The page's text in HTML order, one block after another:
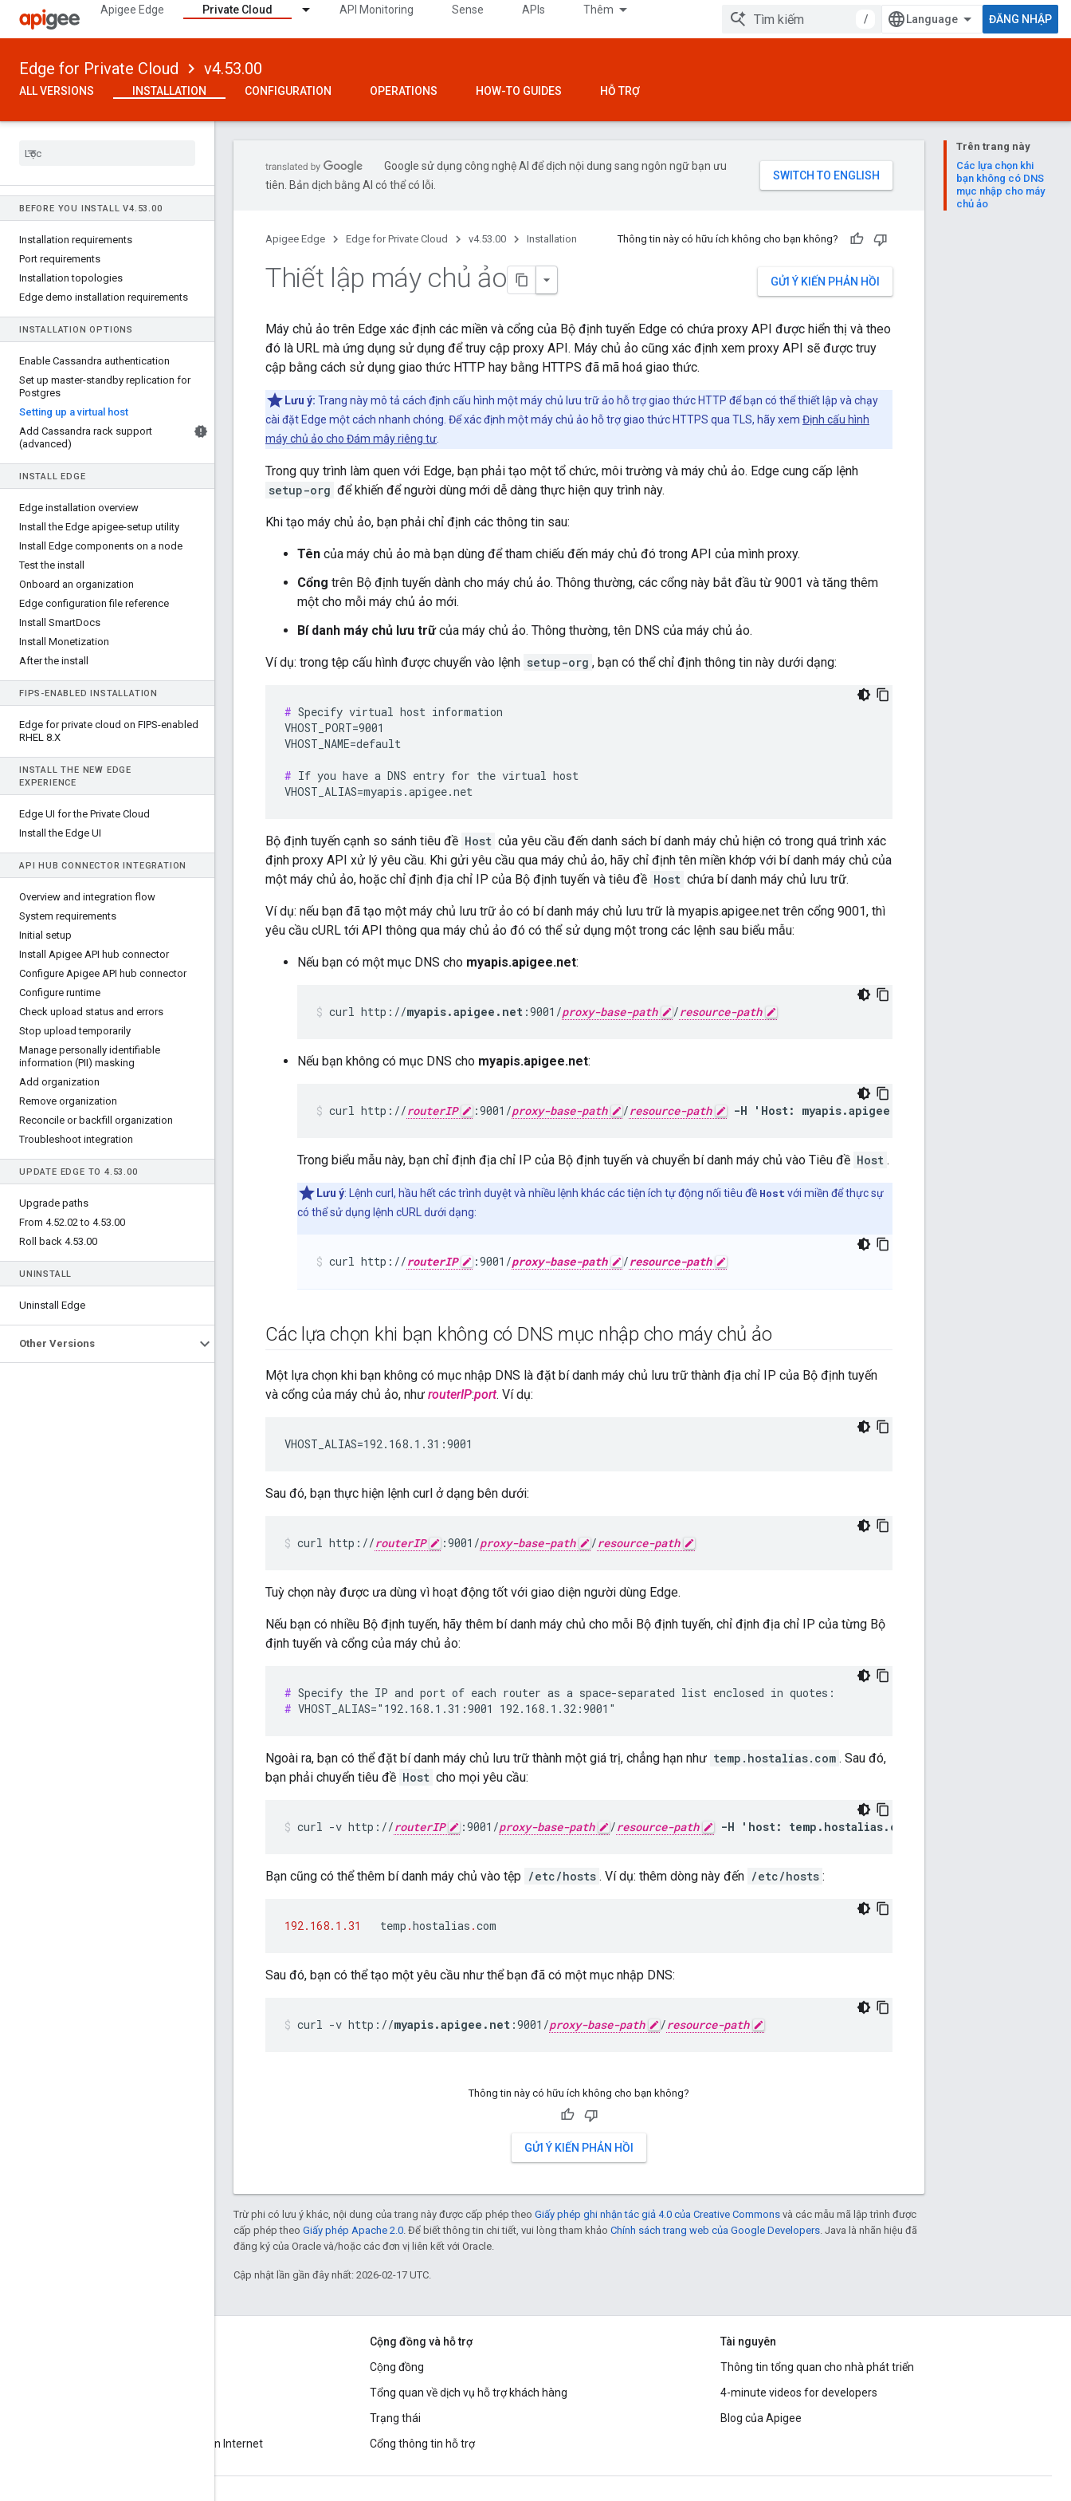
Apigee Edge Private Cloud API Monitoring Sense APIs Thêm
/ ĐĂNG NHẬP
Edge for Private Cloud v4.53.00
ALL VERSIONS INSTALLATION CONFIGURATION OPERATIONS HOW-TO GUIDES HỖ TRỢ
BEFORE YOU INSTALL V4. 53 .00
Installation requirements
Port requirements
Installation topologies
Edge demo installation requirements
INSTALLATION OPTIONS
Enable Cassandra authentication
Set up master-standby replication for
Postgres
Setting up a virtual host
Add Cassandra rack support
(advanced)
INSTALL EDGE
Edge installation overview
Install the Edge apigee-setup utility
Install Edge components on a node
Test the install
Onboard an organization
Edge configuration file reference
Install SmartDocs
Install Monetization
After the install
FIPS-ENABLED INSTALLATION
Edge for private cloud on FIPS-enabled
RHEL 8.X
INSTALL THE NEW EDGE
EXPERIENCE
Edge UI for the Private Cloud
Install the Edge UI
API HUB CONNECTOR INTEGRATION
Overview and integration flow
System requirements
Initial setup
Install Apigee API hub connector
Configure Apigee API hub connector
Configure runtime
Check upload status and errors
Stop upload temporarily
Manage personally identifiable
information (PII) masking
Add organization
Remove organization
Reconcile or backfill organization
Troubleshoot integration
UPDATE EDGE TO 4. 53 .00
Upgrade paths
From 4.52.02 to 4.53.00
Roll back 4.53.00
UNINSTALL
Uninstall Edge
Other Versions
Trên trang này
Các lựa chọn khi
bạn không có DNS
mục nhập cho máy
chủ ảo
Google sử dụng công nghệ AI để dịch nội dung sang ngôn ngữ bạn ưu
tiên. Bản dịch bằng AI có thể có lỗi.
Apigee Edge Edge for Private Cloud v4.53.00 Installation Thông tin này có hữu ích không cho bạn không?
GỬI Ý KIẾN PHẢN HỒI
Thiết lập máy chủ ảo
Máy chủ ảo trên Edge xác định các miền và cổng của Bộ định tuyến Edge có chứa proxy API được hiển thị và theo
đó là URL mà ứng dụng sử dụng để truy cập proxy API. Máy chủ ảo cũng xác định xem proxy API sẽ được truy
cập bằng cách sử dụng giao thức HTTP hay bằng HTTPS đã mã hoá giao thức.
Lưu ý: Trang này mô tả cách định cấu hình một máy chủ lưu trữ ảo hỗ trợ giao thức HTTP để bạn có thể thiết lập và chạy
cài đặt Edge một cách nhanh chóng. Để xác định một máy chủ ảo hỗ trợ giao thức HTTPS qua TLS, hãy xem Định cấu hình
máy chủ ảo cho Đám mây riêng tư
Trong quy trình làm quen với Edge, bạn phải tạo một tổ chức, môi trường và máy chủ ảo. Edge cung cấp lệnh
setup-org để khiến để người dùng mới dễ dàng thực hiện quy trình này.
Khi tạo máy chủ ảo, bạn phải chỉ định các thông tin sau:
Tên của máy chủ ảo mà bạn dùng để tham chiếu đến máy chủ đó trong API của mình proxy.
Cổng trên Bộ định tuyến dành cho máy chủ ảo. Thông thường, các cổng này bắt đầu từ 9001 và tăng thêm
một cho mỗi máy chủ ảo mới.
Bí danh máy chủ lưu trữcủa máy chủ ảo. Thông thường, tên DNS của máy chủ ảo.
Ví dụ: trong tệp cấu hình được chuyển vào lệnh setup-org , bạn có thể chỉ định thông tin này dưới dạng:
# Specify virtual host information
VHOST_PORT=9001
VHOST_NAME=default
# If you have a DNS entry for the virtual host
VHOST_ALIAS=myapis.apigee.net
Bộ định tuyến cạnh so sánh tiêu đề Host của yêu cầu đến danh sách bí danh máy chủ hiện có trong quá trình xác
định proxy API xử lý yêu cầu. Khi gửi yêu cầu qua máy chủ ảo, hãy chỉ định tên miền khớp với bí danh máy chủ của
một máy chủ ảo, hoặc chỉ định địa chỉ IP của Bộ định tuyến và tiêu đề Host chứa bí danh máy chủ lưu trữ.
Ví dụ: nếu bạn đã tạo một máy chủ lưu trữ ảo có bí danh máy chủ lưu trữ là myapis.apigee.net trên cổng 9001, thì
yêu cầu cURL tới API thông qua máy chủ ảo đó có thể sử dụng một trong các lệnh sau biểu mẫu:
Nếu bạn có một mục DNS cho myapis.apigee.net:
curl http://myapis.apigee.net :9001/proxy-base-path /resource-path
Nếu bạn không có mục DNS cho myapis.apigee.net:
curl http://routerIP :9001/proxy-base-path /resource-path -H 'Host: myapis.apigee.net'
Trong biểu mẫu này, bạn chỉ định địa chỉ IP của Bộ định tuyến và chuyển bí danh máy chủ vào Tiêu đề Host .
Lưu ý: Lệnh curl, hầu hết các trình duyệt và nhiều lệnh khác các tiện ích tự động nối tiêu đề Host với miền để thực sự
có thể sử dụng lệnh cURL dưới dạng:
curl http://routerIP :9001/proxy-base-path /resource-path
Các lựa chọn khi bạn không có DNS mục nhập cho máy chủ ảo
Một lựa chọn khi bạn không có mục nhập DNS là đặt bí danh máy chủ lưu trữ thành địa chỉ IP của Bộ định tuyến
và cổng của máy chủ ảo, như routerIP:port. Ví dụ:
VHOST_ALIAS=192.168.1.31:9001
Sau đó, bạn thực hiện lệnh curl ở dạng bên dưới:
curl http://routerIP :9001/proxy-base-path /resource-path
Tuỳ chọn này được ưa dùng vì hoạt động tốt với giao diện người dùng Edge.
Nếu bạn có nhiều Bộ định tuyến, hãy thêm bí danh máy chủ cho mỗi Bộ định tuyến, chỉ định địa chỉ IP của từng Bộ
định tuyến và cổng của máy chủ ảo:
#
# VHOST_ALIAS="192.168.1.31:9001 192.168.1.32:9001"
Ngoài ra, bạn có thể đặt bí danh máy chủ lưu trữ thành một giá trị, chẳng hạn như temp.hostalias.com . Sau đó,
bạn phải chuyển tiêu đề Host cho mọi yêu cầu:
curl -v http://routerIP :9001/proxy-base-path /resource-path -H 'host: temp.hostalias.com'
Bạn cũng có thể thêm bí danh máy chủ vào tệp /etc/hosts . Ví dụ: thêm dòng này đến /etc/hosts :
192.168.1.31 temp .hostalias .com
Sau đó, bạn có thể tạo một yêu cầu như thể bạn đã có một mục nhập DNS:
curl -v http://myapis.apigee.net :9001/proxy-base-path /resource-path
Thông tin này có hữu ích không cho bạn không?
GỬI Ý KIẾN PHẢN HỒI
Trừ phi có lưu ý khác, nội dung của trang này được cấp phép theo Giấy phép ghi nhận tác giả 4.0 của Creative Commons và các mẫu mã lập trình được
cấp phép theo Giấy phép Apache 2.0. Để biết thông tin chi tiết, vui lòng tham khảo Chính sách trang web của Google Developers. Java là nhãn hiệu đã
đăng ký của Oracle và/hoặc các đơn vị liên kết với Oracle.
Cập nhật lần gần đây nhất: 2026-02-17 UTC.
Sách điện tử và truyền hình trực tiếp trên Internet
Cộng đồng và hỗ trợ
Cộng đồng
Tổng quan về dịch vụ hỗ trợ khách hàng
Trạng thái
Cổng thông tin hỗ trợ
Tài nguyên
Thông tin tổng quan cho nhà phát triển
4-minute videos for developers
Blog của Apigee